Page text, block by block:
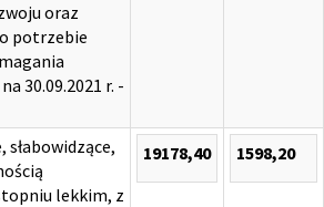
oraz
potrzebie
30.09.2021 r. -
słabowidzące,
lekkim, z
19178,40 1598,20